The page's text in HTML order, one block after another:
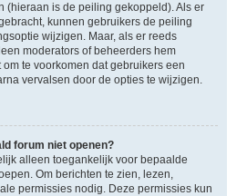
(hieraan is de peiling gekoppeld). Als er
kunnen gebruikers de peiling
wijzigen. Maar, als er reeds
moderators of beheerders hem
te voorkomen dat gebruikers een
vervalsen door de opties te wijzigen.
forum niet openen?
alleen toegankelijk voor bepaalde
Om berichten te zien, lezen,
permissies nodig. Deze permissies kun